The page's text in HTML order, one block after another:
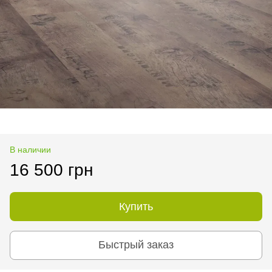
В наличии
16 500 грн
Купить
Быстрый заказ